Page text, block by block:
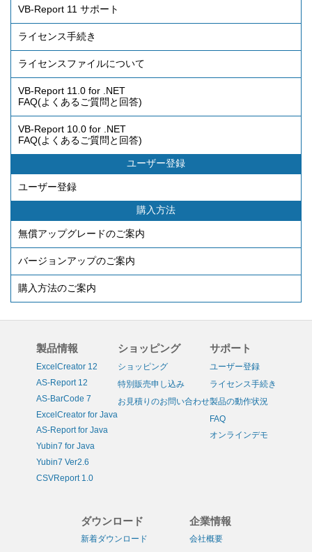
VB-Report 11 サポート
ライセンス手続き
ライセンスファイルについて
VB-Report 11.0 for .NET
FAQ(よくあるご質問と回答)
VB-Report 10.0 for .NET
FAQ(よくあるご質問と回答)
ユーザー登録
ユーザー登録
購入方法
無償アップグレードのご案内
バージョンアップのご案内
購入方法のご案内
製品情報
ExcelCreator 12
AS-Report 12
AS-BarCode 7
ExcelCreator for Java
AS-Report for Java
Yubin7 for Java
Yubin7 Ver2.6
CSVReport 1.0
ショッピング
ショッピング
特別販売申し込み
お見積りのお問い合わせ
サポート
ユーザー登録
ライセンス手続き
製品の動作状況
FAQ
オンラインデモ
ダウンロード
新着ダウンロード
企業情報
会社概要